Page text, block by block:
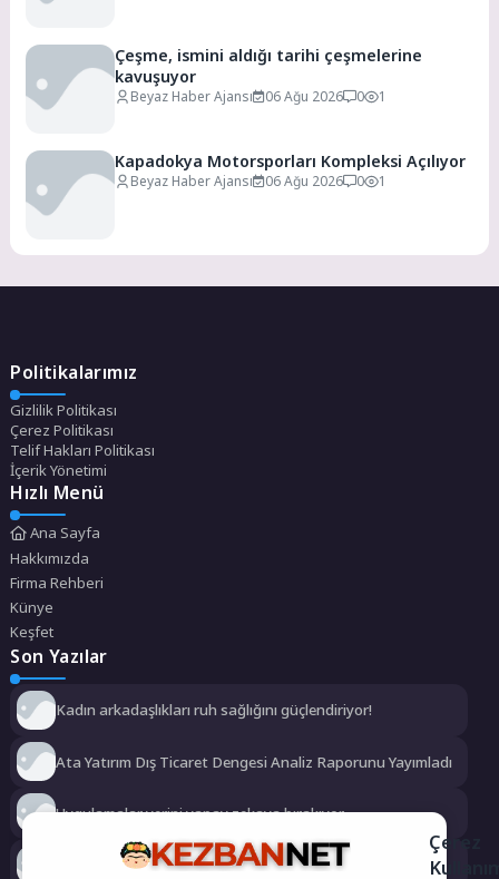
Çeşme, ismini aldığı tarihi çeşmelerine
kavuşuyor
Beyaz Haber Ajansı 06 Ağu 2026 0 1
Kapadokya Motorsporları Kompleksi Açılıyor
Beyaz Haber Ajansı 06 Ağu 2026 0 1
Politikalarımız
Gizlilik Politikası
Çerez Politikası
Telif Hakları Politikası
İçerik Yönetimi
Hızlı Menü
Ana Sayfa
Hakkımızda
Firma Rehberi
Künye
Keşfet
Son Yazılar
Kadın arkadaşlıkları ruh sağlığını güçlendiriyor!
Ata Yatırım Dış Ticaret Dengesi Analiz Raporunu Yayımladı
Uygulamalar yerini yapay zekaya bırakıyor
Kemer’in yeni simgesi: Henna Heykeli
Çerez